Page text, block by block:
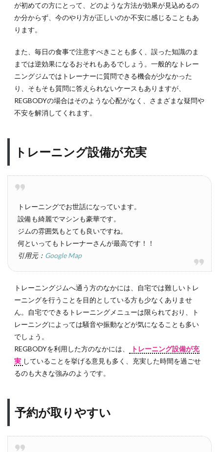
が初めての方にとって、どのような方法が効果が見込めるの
か分からず、今のやり方が正しいのか不安に感じることもあ
ります。
また、毎日の食事で注意すべきことも多く、誤った知識のま
までは逆効果になるおそれもあるでしょう。一般的なトレー
ニングジムではトレーナーに質問できる機会が少なかった
り、そもそも質問に答えられないケースもありますが、
REGBODYの場合はそのような心配がなく、さまざまな疑問や
不安を解消してくれます。
トレーニング設備が充実
トレーニングでお世話になっています。
設備も綺麗でマシンも豪華です。
ジムの雰囲気もとても良いですね。
何といってもトレーナーさんが最高です！！
引用元： Google Map
トレーニングジムへ通う方のなかには、自宅では難しいトレ
ーニングを行うことを目的としている方も少なくありませ
ん。自宅でできるトレーニングメニューは限られており、ト
レーニングによっては騒音や振動などが気になることも多い
でしょう。
REGBODYを利用した方のなかには、
トレーニング設備が充
実 していることを挙げる意見も多く、充実した時間を過ごせ
るのも大きな強みのようです。
予約が取りやすい